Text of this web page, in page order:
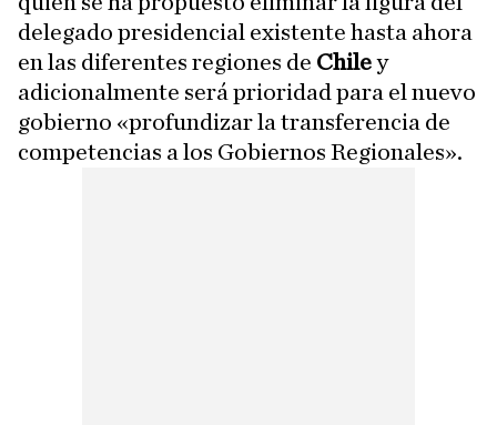
delegado presidencial existente hasta ahora
en las diferentes regiones de Chiley
adicionalmente será prioridad para el nuevo
gobierno «profundizar la transferencia de
competencias a los Gobiernos Regionales».